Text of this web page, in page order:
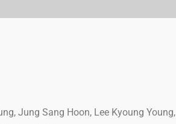
Jung Sang Hoon, Lee Kyoung Young,